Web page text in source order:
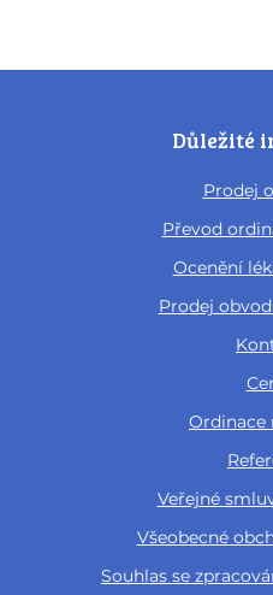
Důležité
Prodej
Převod
Ocenění
Prodej
Ordinace
Veřejné
Všeobecné
Souhlas se